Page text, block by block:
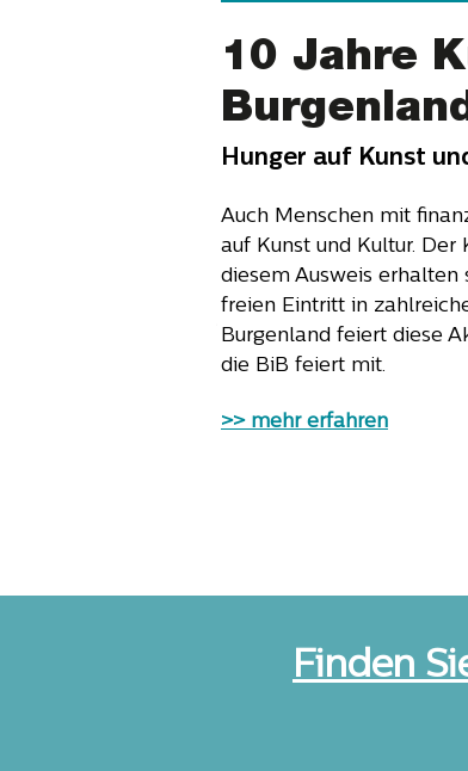
Lesekompetenz in
Die Ergebnisse der
Erwachsene" wurden
veröffentlicht und sie
der Österreicher:innen
Jahren massiv
haben Probleme damit,
lesen.
mehr erfahren>>
10 Jahre
Hunger auf Kunst
Auch Menschen mit
auf Kunst und Kultur.
diesem Ausweis
freien Eintritt in
Burgenland feiert diese
die BiB feiert mit.
>> mehr erfahren
Finden